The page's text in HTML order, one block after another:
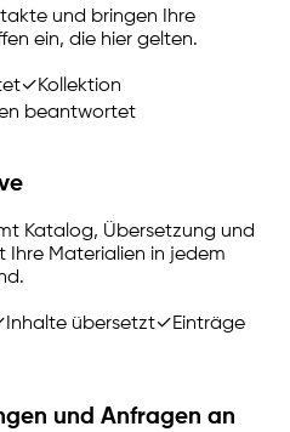
und bringen Ihre
ein, die hier gelten.
✓Kollektion
beantwortet
Katalog, Übersetzung und
Ihre Materialien in jedem
Inhalte übersetzt✓Einträge
und Anfragen an